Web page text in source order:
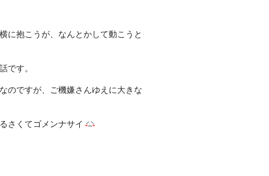
に抱こうが、なんとかして動こうと
です。
のですが、ご機嫌さんゆえに大きな
さくてゴメンナサイ